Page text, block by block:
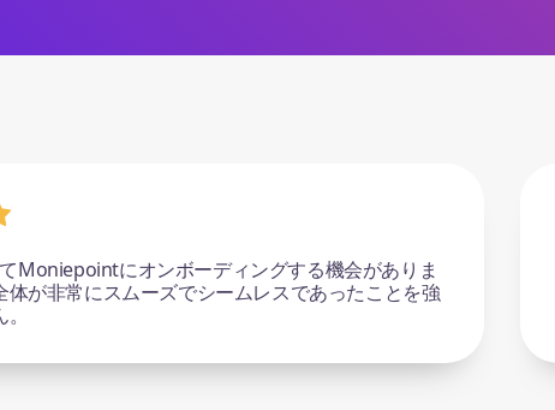
ンボーディングと信頼性の高いサポート。